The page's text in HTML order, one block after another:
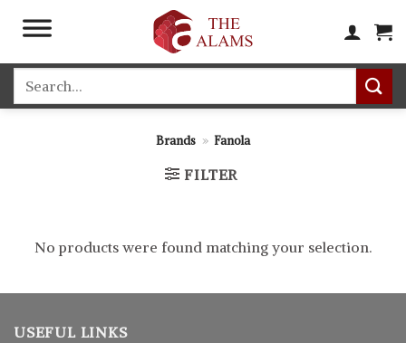
Brands » Fanola
FILTER
No products were found matching your selection.
USEFUL LINKS